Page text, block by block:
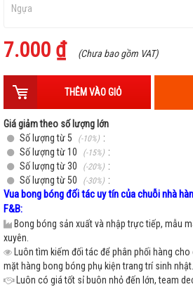
Ngựa
7.000 ₫ (Chưa bao gồm VAT)
THÊM VÀO GIỎ
Giá giảm theo số lượng lớn
Số lượng từ 5
(-10%) :
Số lượng từ 10
(-15%) :
Số lượng từ 30
(-20%) :
Số lượng từ 50
(-30%) :
Vua bong bóng đối tác uy tín của chuỗi nhà
F&B:
Bong bóng sản xuất và nhập trực tiếp, mẫu
xuyên.
Luôn tìm kiếm đối tác để phân phối hàng
mặt hàng bong bóng phụ kiện trang trí sinh nhật.
Luôn có giá tốt sỉ buôn nhỏ đến lớn, team